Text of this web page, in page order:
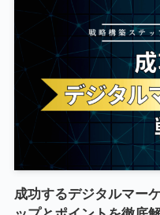
成功するデジタルマー